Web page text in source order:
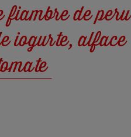
fiambre de peru
iogurte, alface